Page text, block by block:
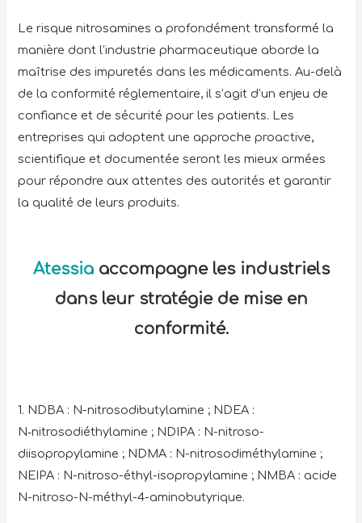
Le risque nitrosamines a profondément transformé la
manière dont l’industrie pharmaceutique aborde la
maîtrise des impuretés dans les médicaments. Au-delà
de la conformité réglementaire, il s’agit d’un enjeu de
confiance et de sécurité pour les patients. Les
entreprises qui adoptent une approche proactive,
scientifique et documentée seront les mieux armées
pour répondre aux attentes des autorités et garantir
la qualité de leurs produits.
Atessiaaccompagne les industriels
dans leur stratégie de mise en
conformité.
1. NDBA : N-nitrosodibutylamine ; NDEA :
N‑nitrosodiéthylamine ; NDIPA : N-nitroso-
diisopropylamine ; NDMA : N-nitrosodiméthylamine ;
NEIPA : N-nitroso-éthyl-isopropylamine ; NMBA : acide
N-nitroso-N-méthyl-4-aminobutyrique.